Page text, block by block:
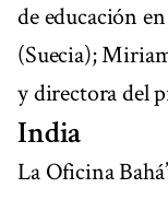
de educación
(Suecia);
y directora del
India
La Oficina